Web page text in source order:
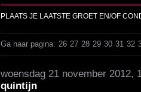
PLAATS JE LAATSTE GROET EN/OF
Ga naar pagina: 26 27 28 29 30 31 32
woensdag 21 november 2012,
quintijn